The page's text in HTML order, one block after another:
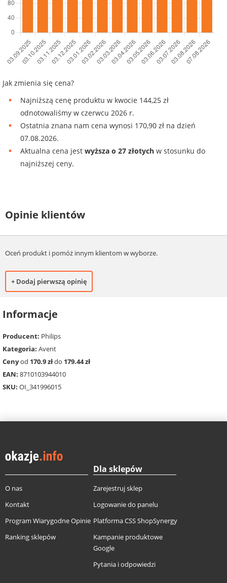
Jak zmienia się cena?
Najniższą cenę produktu w kwocie 144,25 zł
odnotowaliśmy w czerwcu 2026 r.
Ostatnia znana nam cena wynosi 170,90 zł na dzień
07.08.2026.
Aktualna cena jest wyższa o 27 złotych w stosunku do
najniższej ceny.
Opinie klientów
Oceń produkt i pomóż innym klientom w wyborze.
+ Dodaj pierwszą opinię
Informacje
Producent: Philips
Kategoria: Avent
Cenyod 170.9 złdo 179.44 zł
EAN: 8710103944010
SKU: OI_341996015
O nas
Kontakt
Program Wiarygodne Opinie
Ranking sklepów
Dla sklepów
Zarejestruj sklep
Logowanie do panelu
Platforma CSS ShopSynergy
Kampanie produktowe
Google
Pytania i odpowiedzi